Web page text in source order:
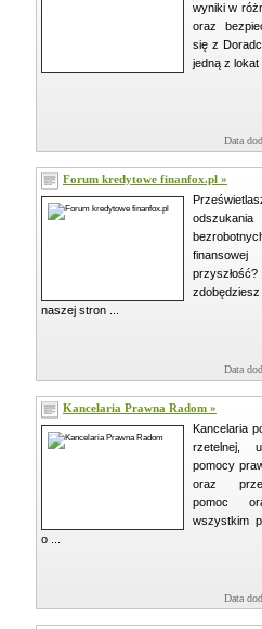
wyniki w
oraz
się z
jedną z
Data
Forum kredytowe finanfox.pl »
naszej stron ...
Data
Kancelaria Prawna Radom »
Kancelaria
rzetelnej,
pomocy
oraz
pomoc
wszystkim
o ...
Data